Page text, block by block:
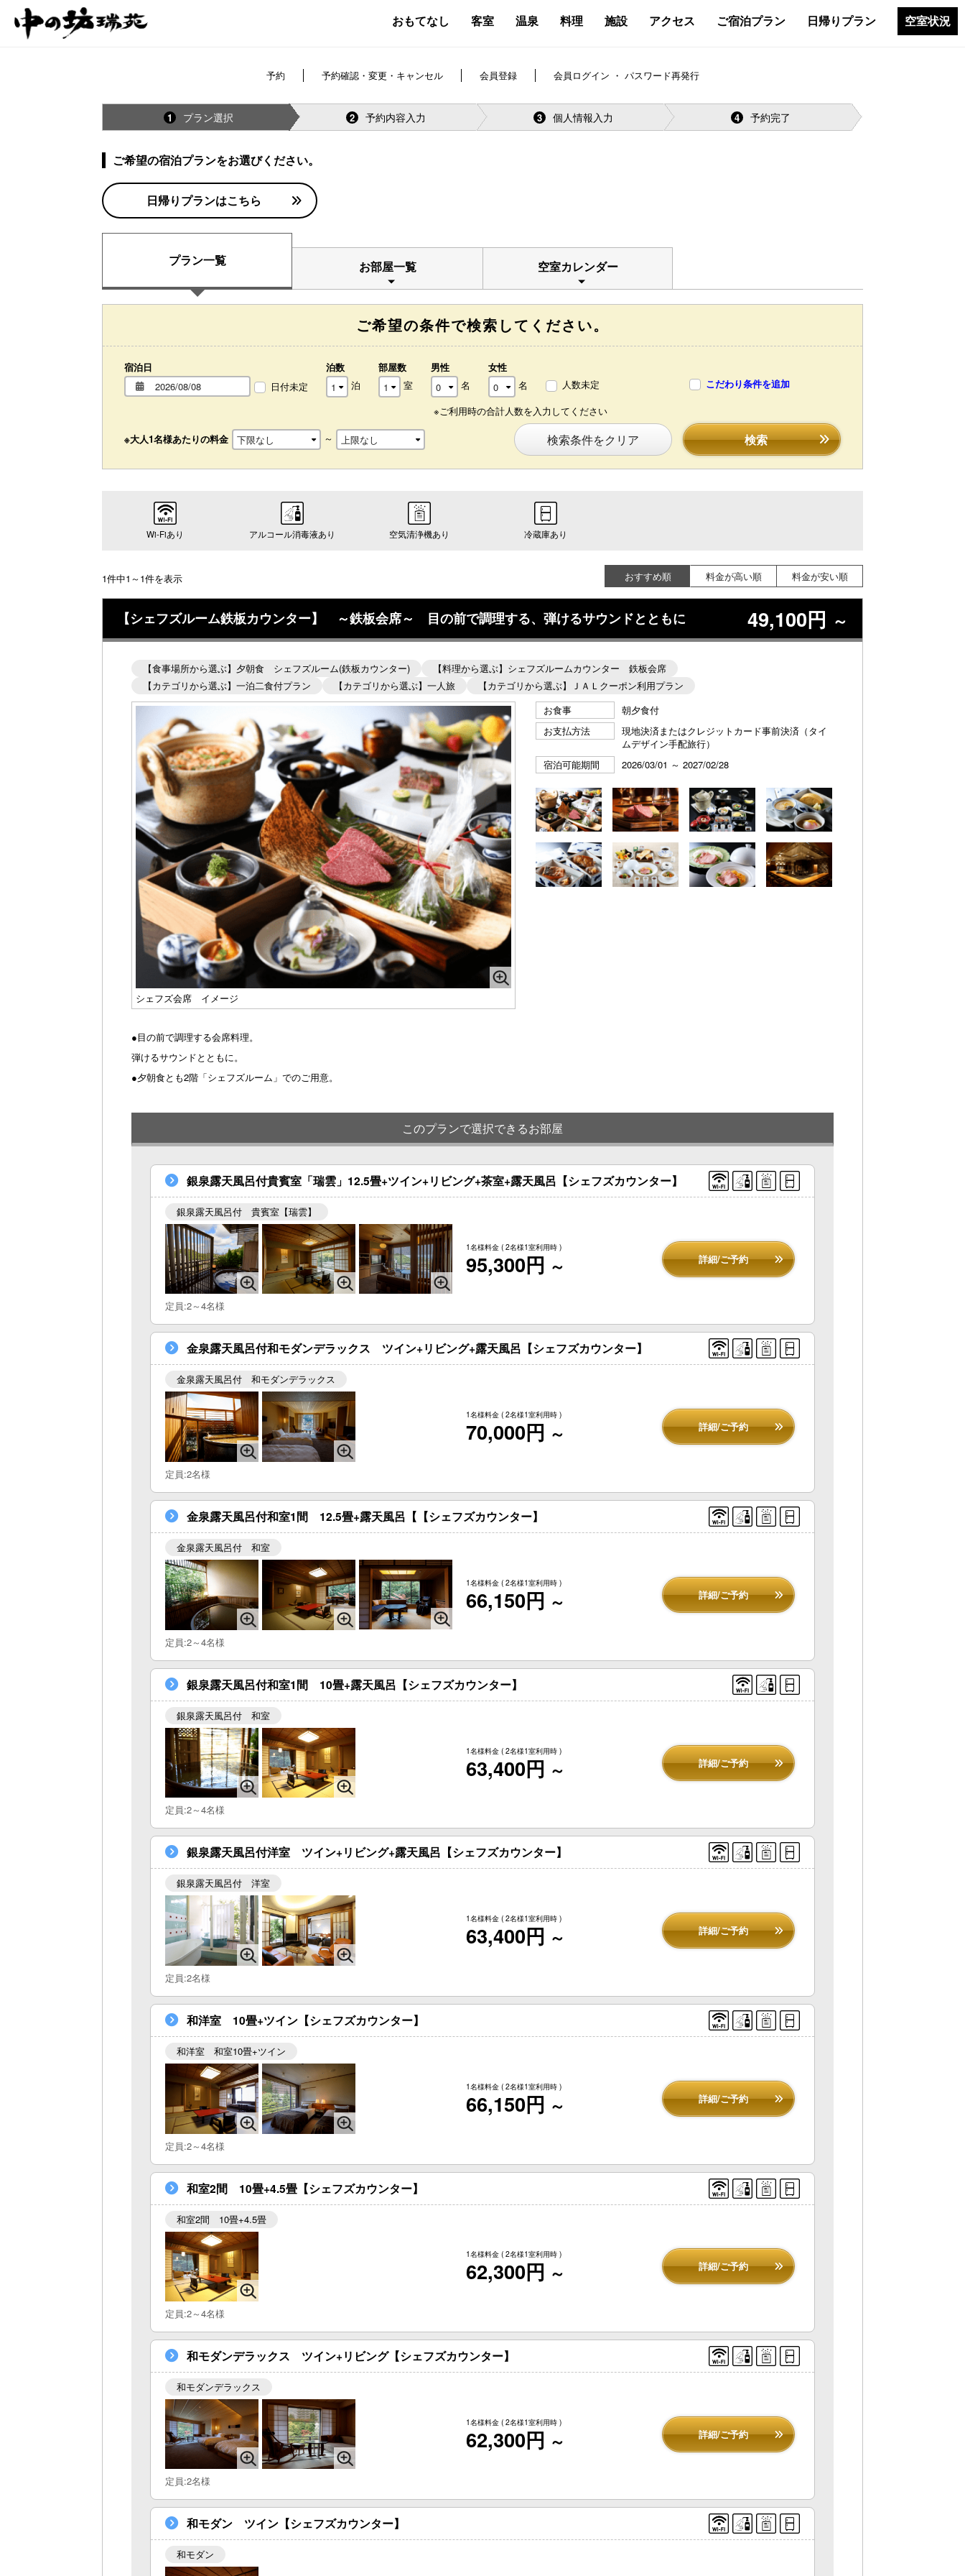
おもてなし 客室 温泉 料理 施設 アクセス ご宿泊プラン 日帰りプラン 空室状況
予約 予約確認・変更・キャンセル 会員登録 会員ログイン ・ パスワード再発行
1 プラン選択 2 予約内容入力 3 個人情報入力 4 予約完了
ご希望の宿泊プランをお選びください。
日帰りプランはこちら
プラン一覧 お部屋一覧 空室カレンダー
ご希望の条件で検索してください。
宿泊日
日付未定
泊数
泊
部屋数
室
男性
名
女性
名
人数未定
※ご利用時の合計人数を入力してください
こだわり条件を追加
※大人1名様あたりの料金 ～ 検索条件をクリア 検索
Wi-Fiあり アルコール消毒液あり 空気清浄機あり 冷蔵庫あり
おすすめ順 料金が高い順 料金が安い順
1件中1～1件を表示
【シェフズルーム鉄板カウンター】 ～鉄板会席～ 目の前で調理する、弾けるサウンドとともに 49,100円 ～
【食事場所から選ぶ】夕朝食 シェフズルーム(鉄板カウンター)
【料理から選ぶ】シェフズルームカウンター 鉄板会席
【カテゴリから選ぶ】一泊二食付プラン
【カテゴリから選ぶ】一人旅 【カテゴリから選ぶ】ＪＡＬクーポン利用プラン
シェフズ会席 イメージ
お食事
朝夕食付
お支払方法
現地決済またはクレジットカード事前決済（タイ
ムデザイン手配旅行）
宿泊可能期間
2026/03/01 ～ 2027/02/28
●目の前で調理する会席料理。
弾けるサウンドとともに。
●夕朝食とも2階「シェフズルーム」でのご用意。
このプランで選択できるお部屋
銀泉露天風呂付貴賓室「瑞雲」12.5畳+ツイン+リビング+茶室+露天風呂【シェフズカウンター】
銀泉露天風呂付 貴賓室【瑞雲】
1名様料金 ( 2名様1室利用時 )
95,300円 ～ 詳細/ご予約
定員:2～4名様
金泉露天風呂付和モダンデラックス ツイン+リビング+露天風呂【シェフズカウンター】
金泉露天風呂付 和モダンデラックス
1名様料金 ( 2名様1室利用時 )
70,000円 ～ 詳細/ご予約
定員:2名様
金泉露天風呂付和室1間 12.5畳+露天風呂【【シェフズカウンター】
金泉露天風呂付 和室
1名様料金 ( 2名様1室利用時 )
66,150円 ～ 詳細/ご予約
定員:2～4名様
銀泉露天風呂付和室1間 10畳+露天風呂【シェフズカウンター】
銀泉露天風呂付 和室
1名様料金 ( 2名様1室利用時 )
63,400円 ～ 詳細/ご予約
定員:2～4名様
銀泉露天風呂付洋室 ツイン+リビング+露天風呂【シェフズカウンター】
銀泉露天風呂付 洋室
1名様料金 ( 2名様1室利用時 )
63,400円 ～ 詳細/ご予約
定員:2名様
和洋室 10畳+ツイン【シェフズカウンター】
和洋室 和室10畳+ツイン
1名様料金 ( 2名様1室利用時 )
66,150円 ～ 詳細/ご予約
定員:2～4名様
和室2間 10畳+4.5畳【シェフズカウンター】
和室2間 10畳+4.5畳
1名様料金 ( 2名様1室利用時 )
62,300円 ～ 詳細/ご予約
定員:2～4名様
和モダンデラックス ツイン+リビング【シェフズカウンター】
和モダンデラックス
1名様料金 ( 2名様1室利用時 )
62,300円 ～ 詳細/ご予約
定員:2名様
和モダン ツイン【シェフズカウンター】
和モダン